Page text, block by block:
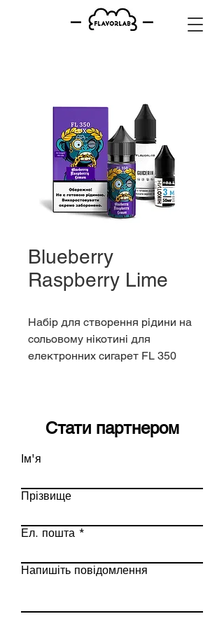
Blueberry
Raspberry Lime
Набір для створення рідини на
сольовому нікотині для
електронних сигарет FL 350
Стати партнером
Ім'я
Прізвище
Ел. пошта
Напишіть повідомлення